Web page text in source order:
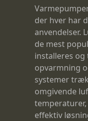
der hver har
anvendelser.
de mest
installeres og
opvarmning
systemer
omgivende
effektiv